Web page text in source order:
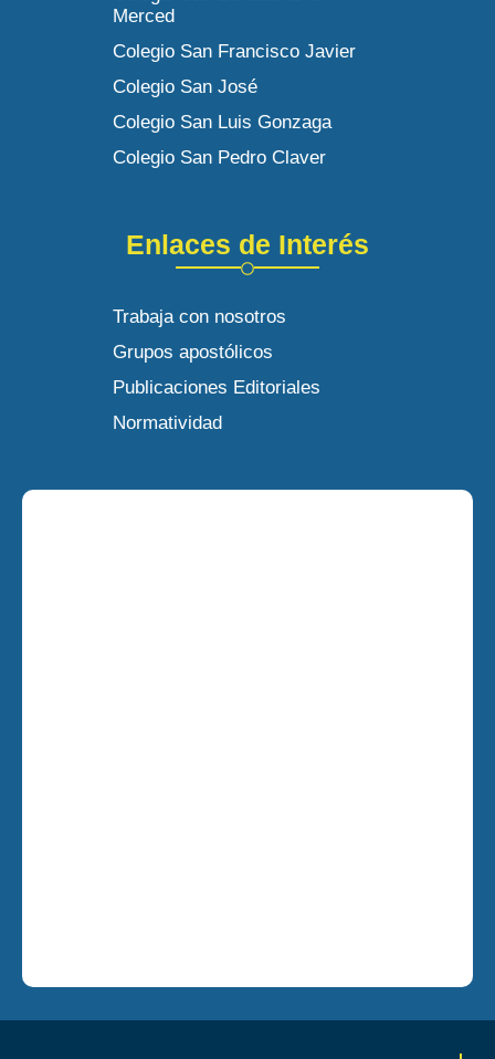
Merced
Colegio San Francisco Javier
Colegio San José
Colegio San Luis Gonzaga
Colegio San Pedro Claver
Enlaces de Interés
Trabaja con nosotros
Grupos apostólicos
Publicaciones Editoriales
Normatividad